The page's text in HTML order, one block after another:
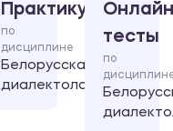
Практикум
по
дисциплине
Белорусская
диалектология
тесты
по